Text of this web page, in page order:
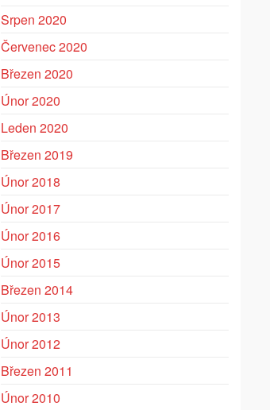
Srpen 2020
Červenec 2020
Březen 2020
Únor 2020
Leden 2020
Březen 2019
Únor 2018
Únor 2017
Únor 2016
Únor 2015
Březen 2014
Únor 2013
Únor 2012
Březen 2011
Únor 2010